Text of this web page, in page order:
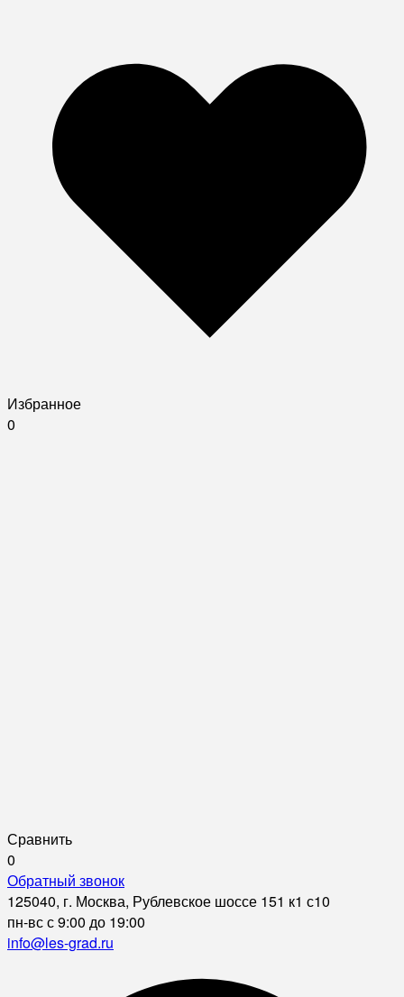
Избранное
0
Сравнить
0
Обратный звонок
125040, г. Москва, Рублевское шоссе 151 к1 с10
пн-вс с 9:00 до 19:00
info@les-grad.ru